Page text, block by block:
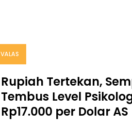
VALAS
Rupiah Tertekan,
Tembus Level
Rp17.000 per Dolar AS